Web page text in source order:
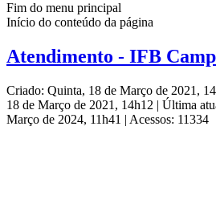
Fim do menu principal
Início do conteúdo da página
Atendimento - IFB
Criado: Quinta, 18 de Março de 2021,
18 de Março de 2021, 14h12 | Última
Março de 2024, 11h41 | Acessos: 11334